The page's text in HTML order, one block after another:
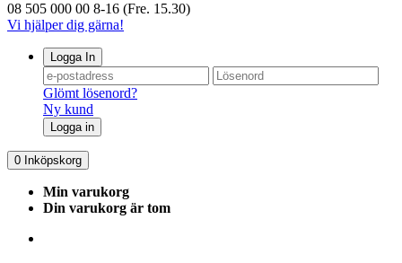
08 505 000 00 8-16 (Fre. 15.30)
Vi hjälper dig gärna!
Logga In
Glömt lösenord?
Ny kund
Logga in
0 Inköpskorg
Min varukorg
Din varukorg är tom